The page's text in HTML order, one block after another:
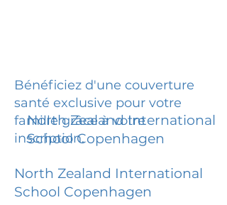
Bénéficiez d'une couverture
santé exclusive pour votre
famille grâce à votre
inscription.
North Zealand International
School Copenhagen
North Zealand International
School Copenhagen